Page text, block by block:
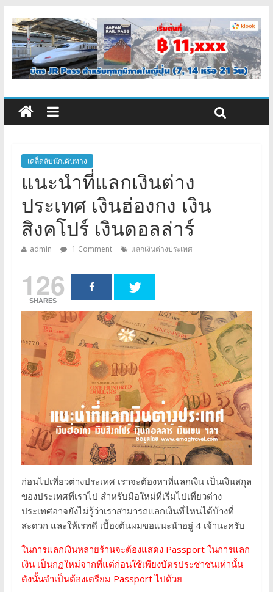
เคล็ดลับนักเดินทาง
แนะนำที่แลกเงินต่าง
ประเทศ เงินฮ่องกง เงิน
สิงคโปร์ เงินดอลล่าร์
admin 1 Comment แลกเงินต่างประเทศ
126
SHARES
ก่อนไปเที่ยวต่างประเทศ เราจะต้องหาที่แลกเงิน เป็นเงินสกุล
ของประเทศที่เราไป สำหรับมือใหม่ที่เริ่มไปเที่ยวต่าง
ประเทศอาจยังไม่รู้ว่าเราสามารถแลกเงินที่ไหนได้บ้างที่
สะดวก และให้เรทดี เบื้องต้นผมขอแนะนำอยู่ 4 เจ้านะครับ
ในการแลกเงินหลายร้านจะต้องแสดง Passport ในการแลก
เงิน เป็นกฏใหม่จากที่แต่ก่อนใช้เพียงบัตรประชาชนเท่านั้น
ดังนั้นจำเป็นต้องเตรียม Passport ไปด้วย